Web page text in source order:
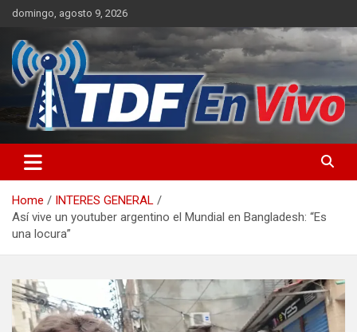
Skip
content
domingo, agosto 9, 2026
Home
INTERES GENERAL
Así vive un youtuber argentino el Mundial en Bangladesh: “Es
una locura”